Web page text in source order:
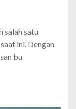
salah satu
ini. Dengan
bu